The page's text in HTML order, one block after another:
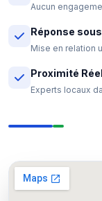
Aucun
Réponse
Mise en relation
Proximité
Experts locaux